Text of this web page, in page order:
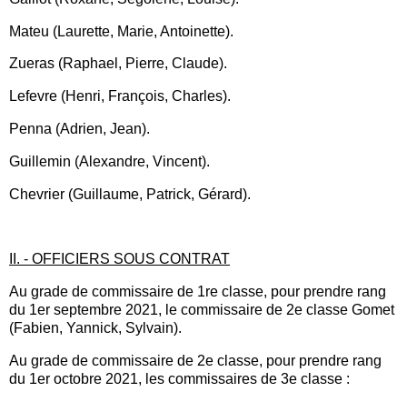
Mateu (Laurette, Marie, Antoinette).
Zueras (Raphael, Pierre, Claude).
Lefevre (Henri, François, Charles).
Penna (Adrien, Jean).
Guillemin (Alexandre, Vincent).
Chevrier (Guillaume, Patrick, Gérard).
II. - OFFICIERS SOUS CONTRAT
Au grade de commissaire de 1re classe, pour prendre rang
du 1er septembre 2021, le commissaire de 2e classe Gomet
(Fabien, Yannick, Sylvain).
Au grade de commissaire de 2e classe, pour prendre rang
du 1er octobre 2021, les commissaires de 3e classe :